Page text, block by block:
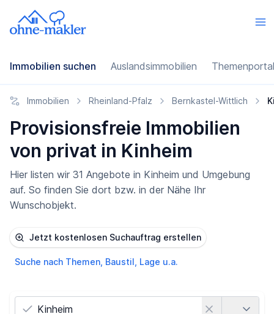
Immobilien suchen Auslandsimmobilien
Immobilien Rheinland-Pfalz Bernkastel-Wittlich
Provisionsfreie Immobilien
von privat in Kinheim
Hier listen wir 31 Angebote in Kinheim und Umgebung
auf. So finden Sie dort bzw. in der Nähe Ihr
Wunschobjekt.
Jetzt kostenlosen Suchauftrag erstellen
Suche nach Themen, Baustil, Lage u.a.